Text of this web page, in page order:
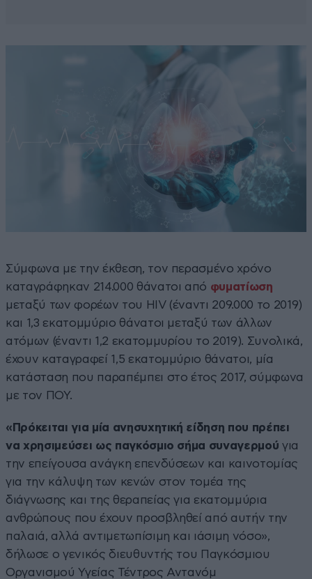
Σύμφωνα με την έκθεση, τον περασμένο χρόνο
καταγράφηκαν 214.000 θάνατοι από φυματίωση
μεταξύ των φορέων του HIV (έναντι 209.000 το 2019)
και 1,3 εκατομμύριο θάνατοι μεταξύ των άλλων
ατόμων (έναντι 1,2 εκατομμυρίου το 2019). Συνολικά,
έχουν καταγραφεί 1,5 εκατομμύριο θάνατοι, μία
κατάσταση που παραπέμπει στο έτος 2017, σύμφωνα
με τον ΠΟΥ.
«Πρόκειται για μία ανησυχητική είδηση που πρέπει
να χρησιμεύσει ως παγκόσμιο σήμα συναγερμού για
την επείγουσα ανάγκη επενδύσεων και καινοτομίας
για την κάλυψη των κενών στον τομέα της
διάγνωσης και της θεραπείας για εκατομμύρια
ανθρώπους που έχουν προσβληθεί από αυτήν την
παλαιά, αλλά αντιμετωπίσιμη και ιάσιμη νόσο»,
δήλωσε ο γενικός διευθυντής του Παγκόσμιου
Οργανισμού Υγείας Τέντρος Αντανόμ